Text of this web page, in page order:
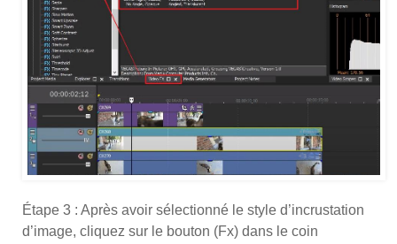
Étape 3 : Après avoir sélectionné le style d’incrustation
d’image, cliquez sur le bouton (Fx) dans le coin